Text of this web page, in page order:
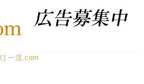
] 一流.com